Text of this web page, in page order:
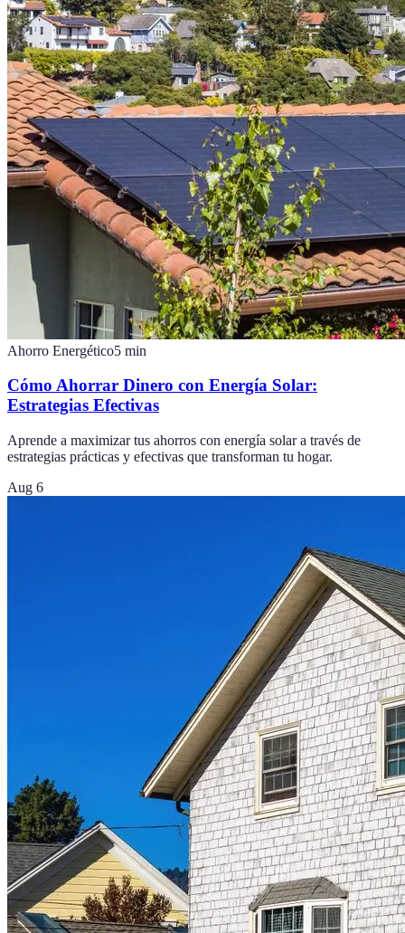
Ahorro Energético5 min
Cómo Ahorrar Dinero con Energía Solar:
Estrategias Efectivas
Aprende a maximizar tus ahorros con energía solar a través de
estrategias prácticas y efectivas que transforman tu hogar.
Aug 6